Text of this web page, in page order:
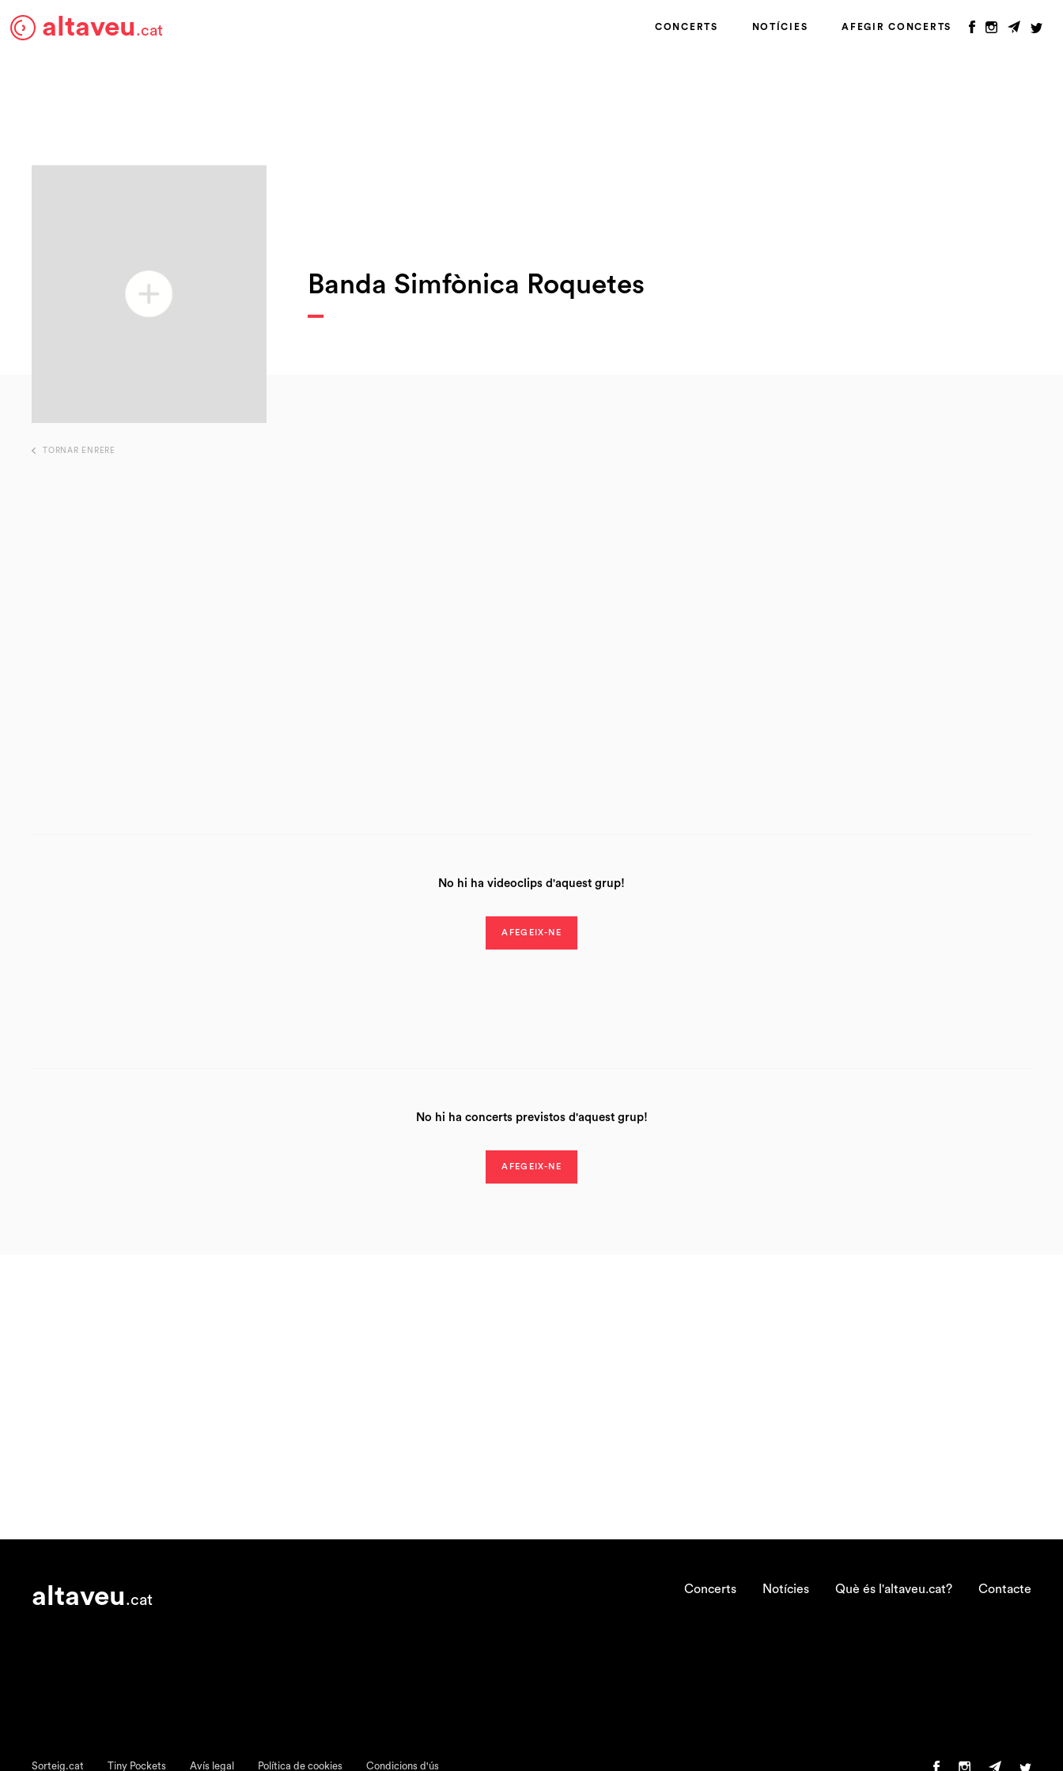
altaveu.cat CONCERTS NOTÍCIES AFEGIR CONCERTS
Banda Simfònica Roquetes
TORNAR ENRERE
No hi ha videoclips d'aquest grup!
AFEGEIX-NE
No hi ha concerts previstos d'aquest grup!
AFEGEIX-NE
altaveu.cat
Concerts Notícies Què és l'altaveu.cat? Contacte
Sorteig.cat Tiny Pockets Avís legal Política de cookies Condicions d'ús